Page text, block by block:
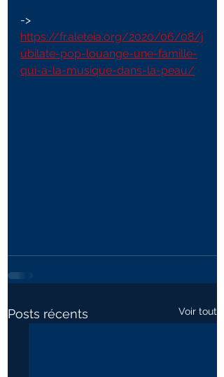
->
https://fr.aleteia.org/2020/06/08/j
ubilate-pop-louange-une-famille-
qui-a-la-musique-dans-la-peau/
Posts récents Voir tout